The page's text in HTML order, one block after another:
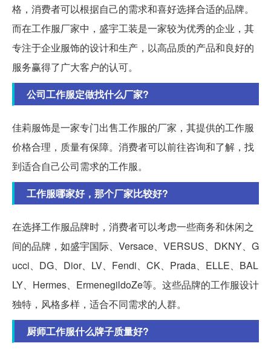
格，消费者可以根据自己的需求和喜好选择合适的品牌。
而在工作服厂家中，盛宇工装是一家较为优秀的企业，其
专注于企业服饰的设计和生产，以高品质的产品和良好的
服务赢得了广大客户的认可。
公司工作服定做找什么厂家?
佳莉服饰是一家专门出售工作服的厂家，其提供的工作服
价格合理，质量有保障。消费者可以前往咨询和了解，找
到适合自己公司需求的工作服。
工作服哪家好，那个厂家比较好?
在选择工作服品牌时，消费者可以考虑一些商务和休闲之
间的品牌，如盛宇国际、Versace、VERSUS、DKNY、G
ucci、DG、Dior、LV、Fendi、CK、Prada、ELLE、BAL
LY、Hermes、ErmenegildoZe等。这些品牌的工作服设计
独特，风格多样，适合不同需求的人群。
厨师工作服什么牌子质量好?